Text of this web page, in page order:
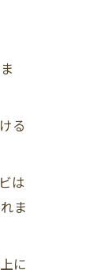
る
は
ま
に